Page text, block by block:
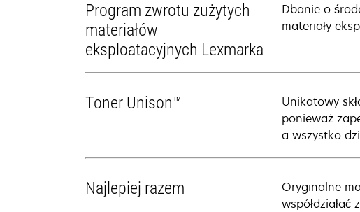
Program zwrotu zużytych
materiałów
eksploatacyjnych Lexmarka
Dbanie o
materiały
Toner Unison™
Unikatowy
ponieważ
a wszystko
Najlepiej razem
Oryginalne